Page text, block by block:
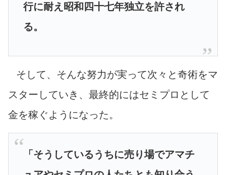
行に耐え昭和四十七年独立を許され
る。
そして、そんな努力が実って次々と奇術をマ
スターしていき、最終的にはセミプロとして
金を稼ぐようになった。
「そうしているうちに売り場でアマチ